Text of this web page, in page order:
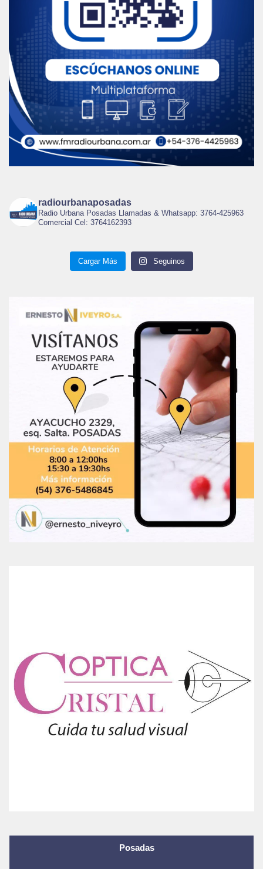
radiourbanaposadas
Radio Urbana Posadas Llamadas & Whatsapp: 3764-425963
Comercial Cel: 3764162393
Cargar Más Seguinos
Posadas